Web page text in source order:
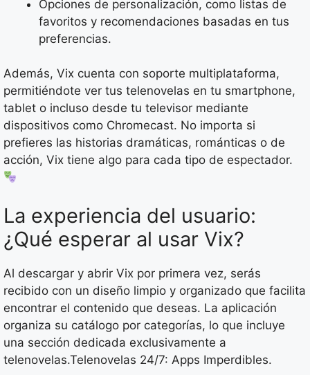
Opciones de personalización, como listas de
favoritos y recomendaciones basadas en tus
preferencias.
Además, Vix cuenta con soporte multiplataforma,
permitiéndote ver tus telenovelas en tu smartphone,
tablet o incluso desde tu televisor mediante
dispositivos como Chromecast. No importa si
prefieres las historias dramáticas, románticas o de
acción, Vix tiene algo para cada tipo de espectador.
La experiencia del usuario:
¿Qué esperar al usar Vix?
Al descargar y abrir Vix por primera vez, serás
recibido con un diseño limpio y organizado que facilita
encontrar el contenido que deseas. La aplicación
organiza su catálogo por categorías, lo que incluye
una sección dedicada exclusivamente a
telenovelas.Telenovelas 24/7: Apps Imperdibles.